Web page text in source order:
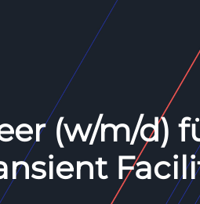
(w/m/d)